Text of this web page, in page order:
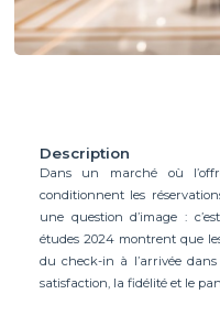
Description
Dans un marché où
conditionnent les
une question d’image :
études 2024 montrent que
du check-in à l’arrivée
satisfaction, la fidélité et le